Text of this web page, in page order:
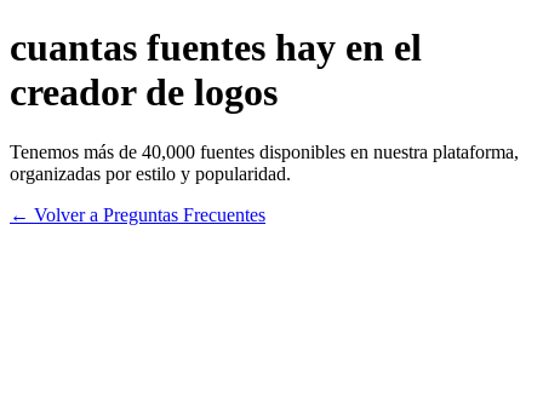
cuantas fuentes hay en el
creador de logos
Tenemos más de 40,000 fuentes disponibles en nuestra plataforma,
organizadas por estilo y popularidad.
← Volver a Preguntas Frecuentes